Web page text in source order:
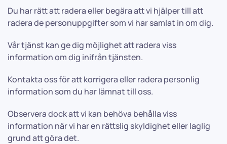
Du har rätt att radera eller begära att vi hjälper till att
radera de personuppgifter som vi har samlat in om dig.
Vår tjänst kan ge dig möjlighet att radera viss
information om dig inifrån tjänsten.
Kontakta oss för att korrigera eller radera personlig
information som du har lämnat till oss.
Observera dock att vi kan behöva behålla viss
information när vi har en rättslig skyldighet eller laglig
grund att göra det.